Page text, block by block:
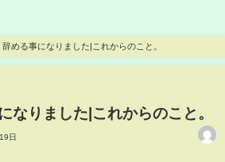
辞める事になりました|これからのこと。
なりました|これからのこと。
日